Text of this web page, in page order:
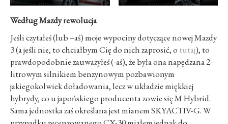
Według Mazdy rewolucja
Jeśli czytałeś (lub –aś) moje wypociny dotyczące nowej Mazdy
3 (a jeśli nie, to chciałbym Cię do nich zaprosić, o tutaj), to
prawdopodobnie zauważyłeś (-aś), że była ona napędzana 2-
litrowym silnikiem benzynowym pozbawionym
jakiegokolwiek doładowania, lecz w układzie miękkiej
hybrydy, co u japońskiego producenta zowie się M Hybrid.
Sama jednostka zaś określana jest mianem SKYACTIV-G. W